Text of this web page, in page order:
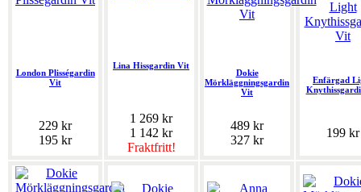
London Plisségardin
Vit
229 kr
195 kr
Lina Hissgardin Vit
1 269 kr
1 142 kr
Fraktfritt!
Dokie
Mörkläggningsgardin
Vit
489 kr
327 kr
Enfärgad
199 kr